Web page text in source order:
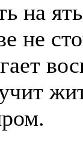
на
не